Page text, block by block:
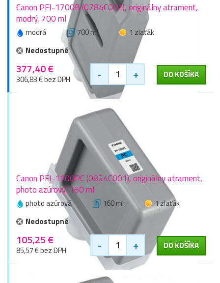
Canon PFI-1700B (0784C001), originálny atrament,
modrý, 700 ml
modrá 700 ml
1 zlaťák
Nedostupné
377,40 €
306,83 € bez DPH - + DO KOŠÍKA
Canon PFI-1100PC (0854C001), originálny atrament,
photo azúrový, 160 ml
photo azúrová 160 ml
1 zlaťák
Nedostupné
105,25 €
85,57 € bez DPH - + DO KOŠÍKA